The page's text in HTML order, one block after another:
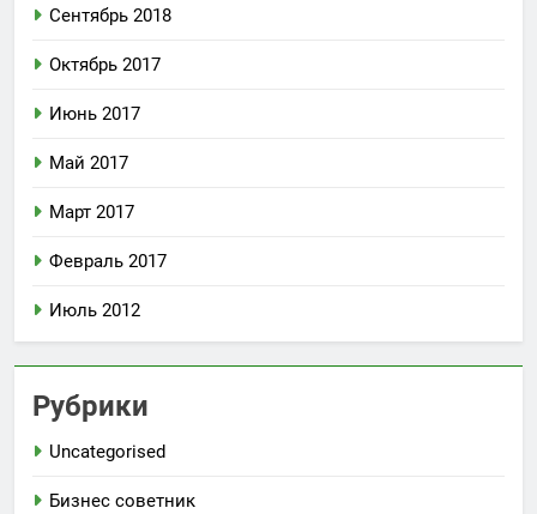
Сентябрь 2018
Октябрь 2017
Июнь 2017
Май 2017
Март 2017
Февраль 2017
Июль 2012
Рубрики
Uncategorised
Бизнес советник